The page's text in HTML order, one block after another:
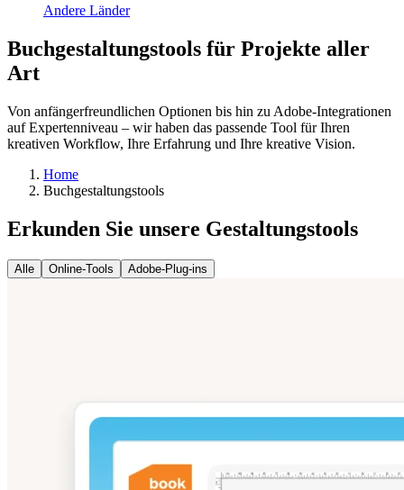
Andere Länder
Buchgestaltungstools für Projekte aller
Art
Von anfängerfreundlichen Optionen bis hin zu Adobe-Integrationen
auf Expertenniveau – wir haben das passende Tool für Ihren
kreativen Workflow, Ihre Erfahrung und Ihre kreative Vision.
Home
Buchgestaltungstools
Erkunden Sie unsere Gestaltungstools
Alle Online-Tools Adobe-Plug-ins